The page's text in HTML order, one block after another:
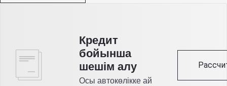
Кредит
бойынша
шешім алу
Осы автокөлікке ай